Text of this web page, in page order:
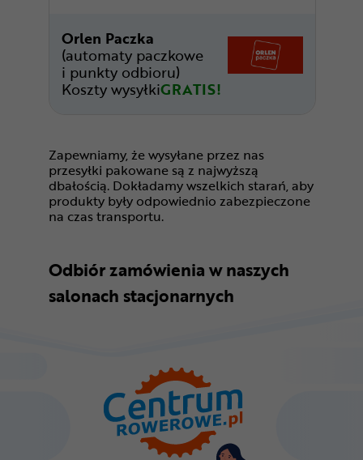
Orlen Paczka
(automaty paczkowe
i punkty odbioru)
Koszty wysyłkiGRATIS!
Zapewniamy, że wysyłane przez nas
przesyłki pakowane są z najwyższą
dbałością. Dokładamy wszelkich starań, aby
produkty były odpowiednio zabezpieczone
na czas transportu.
Odbiór zamówienia w naszych
salonach stacjonarnych